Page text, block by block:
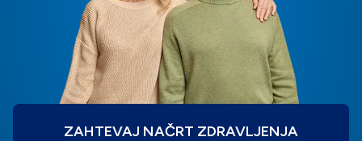
ZAHTEVAJ NAČRT ZDRAVLJENJA